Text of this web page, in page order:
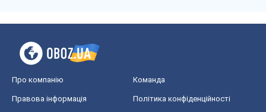
Про компанію Команда
Правова інформація Політика конфіденційності